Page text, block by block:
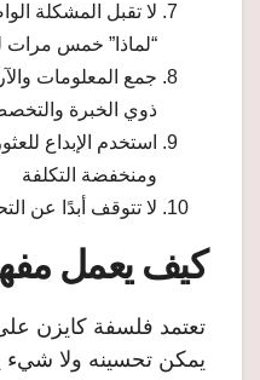
لا تقبل المشكلة
“لماذا” خمس مرات
جمع المعلومات
ذوي الخبرة
استخدم الإبداع
ومنخفضة التكلفة
لا تتوقف أبدًا عن
كيف يعمل
تعتمد فلسفة كايزن
يمكن تحسينه ولا شيء